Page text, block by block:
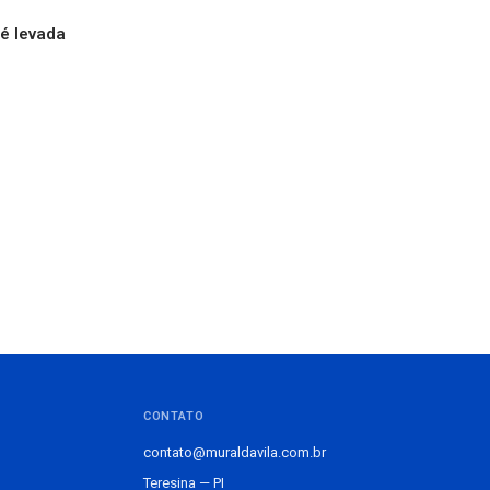
levada
CONTATO
contato@muraldavila.com.br
Teresina — PI